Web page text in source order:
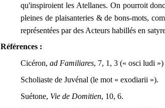
qu'inspiroient les Atellanes. On pourroit
pleines de plaisanteries & de bons-mots,
représentées par des Acteurs habillés en
Références :
Cicéron,ad Familiares, 7, 1, 3 (« osci ludi »)
Scholiaste de Juvénal (le mot « exodiarii »).
Suétone, Vie de Domitien, 10, 6.